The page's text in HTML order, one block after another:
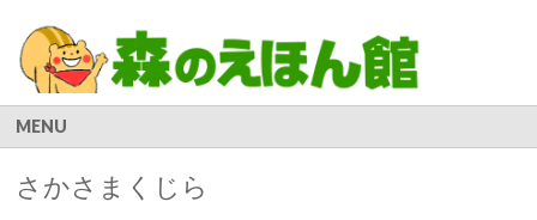
MENU
さかさまくじら